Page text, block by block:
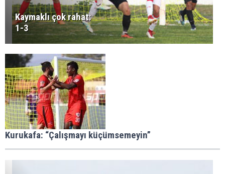
Kaymaklı çok rahat:
1-3
Kurukafa: “Çalışmayı küçümsemeyin”